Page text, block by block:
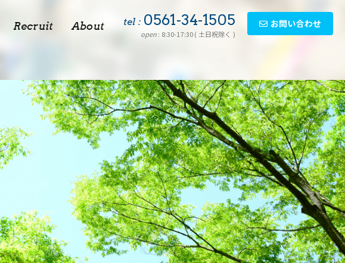
Recruit About tel :0561-34-1505
open: 8:30-17:30 ( 土日祝除く )
お問い合わせ